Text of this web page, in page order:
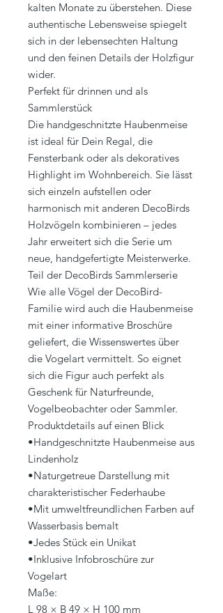
kalten Monate zu überstehen. Diese
authentische Lebensweise spiegelt
sich in der lebensechten Haltung
und den feinen Details der Holzfigur
wider.
Perfekt für drinnen und als
Sammlerstück
Die handgeschnitzte Haubenmeise
ist ideal für Dein Regal, die
Fensterbank oder als dekoratives
Highlight im Wohnbereich. Sie lässt
sich einzeln aufstellen oder
harmonisch mit anderen DecoBirds
Holzvögeln kombinieren – jedes
Jahr erweitert sich die Serie um
neue, handgefertigte Meisterwerke.
Teil der DecoBirds Sammlerserie
Wie alle Vögel der DecoBird-
Familie wird auch die Haubenmeise
mit einer informative Broschüre
geliefert, die Wissenswertes über
die Vogelart vermittelt. So eignet
sich die Figur auch perfekt als
Geschenk für Naturfreunde,
Vogelbeobachter oder Sammler.
Produktdetails auf einen Blick
•Handgeschnitzte Haubenmeise aus
Lindenholz
•Naturgetreue Darstellung mit
charakteristischer Federhaube
•Mit umweltfreundlichen Farben auf
Wasserbasis bemalt
•Jedes Stück ein Unikat
•Inklusive Infobroschüre zur
Vogelart
Maße:
L 98 × B 49 × H 100 mm